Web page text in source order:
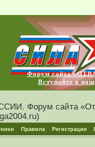
Форум сайта
Вступайте в
Форум сайта
Правила Регистрация